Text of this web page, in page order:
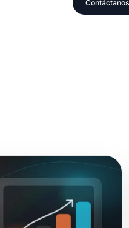
Contáctanos